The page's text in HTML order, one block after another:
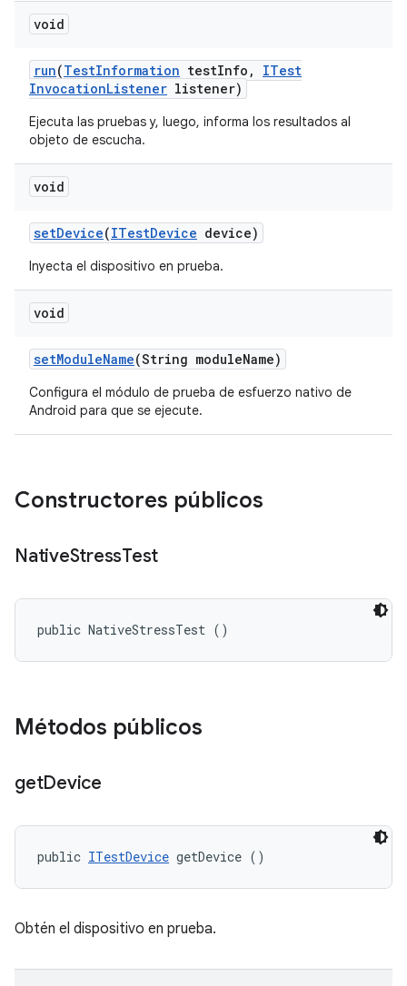
void
run(TestInformation testInfo ,
ITest
InvocationListener listener)
Ejecuta las pruebas y, luego, informa los resultados al
objeto de escucha.
void
setDevice(ITestDevice device)
Inyecta el dispositivo en prueba.
void
setModuleName(String moduleName)
Configura el módulo de prueba de esfuerzo nativo de
Android para que se ejecute.
Constructores públicos
NativeStressTest
public NativeStressTest ()
Métodos públicos
getDevice
public ITestDevice getDevice ()
Obtén el dispositivo en prueba.